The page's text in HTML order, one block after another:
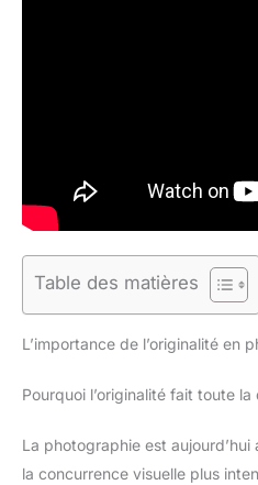
Table des matières
L’importance de l’originalité en
Pourquoi l’originalité fait toute
La photographie est
la concurrence visuelle plus